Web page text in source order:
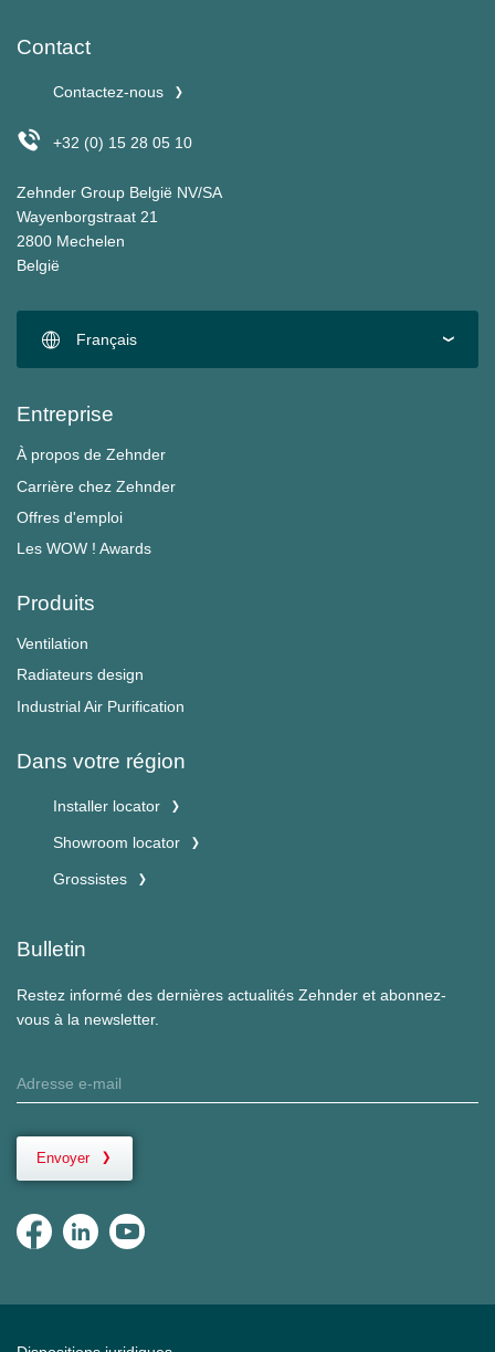
Contact
Contactez-nous
+32 (0) 15 28 05 10
Zehnder Group België NV/SA
Wayenborgstraat 21
2800 Mechelen
België
Français
Entreprise
À propos de Zehnder
Carrière chez Zehnder
Offres d'emploi
Les WOW ! Awards
Produits
Ventilation
Radiateurs design
Industrial Air Purification
Dans votre région
Installer locator
Showroom locator
Grossistes
Bulletin
Restez informé des dernières actualités Zehnder et abonnez-
vous à la newsletter.
Envoyer